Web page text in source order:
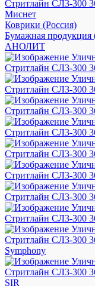
Миснет
Коврики (Россия)
Бумажная продукция
АНОЛИТ
Symphony
SIR